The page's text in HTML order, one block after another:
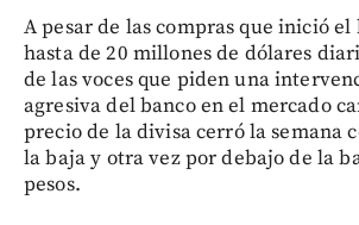
A pesar de las compras que inició el
hasta de 20 millones de dólares
de las voces que piden una
agresiva del banco en el mercado
precio de la divisa cerró la semana
la baja y otra vez por debajo de la
pesos.